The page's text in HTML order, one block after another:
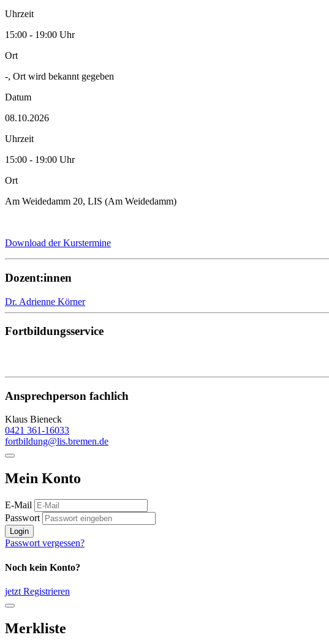
Uhrzeit
15:00 - 19:00 Uhr
Ort
-, Ort wird bekannt gegeben
Datum
08.10.2026
Uhrzeit
15:00 - 19:00 Uhr
Ort
Am Weidedamm 20, LIS (Am Weidedamm)
Download der Kurstermine
Dozent:innen
Dr. Adrienne Körner
Fortbildungsservice
Ansprechperson fachlich
Klaus Bieneck
0421 361-16033
fortbildung@lis.bremen.de
Mein Konto
E-Mail
Passwort
Login
Passwort vergessen?
Noch kein Konto?
jetzt Registrieren
Merkliste